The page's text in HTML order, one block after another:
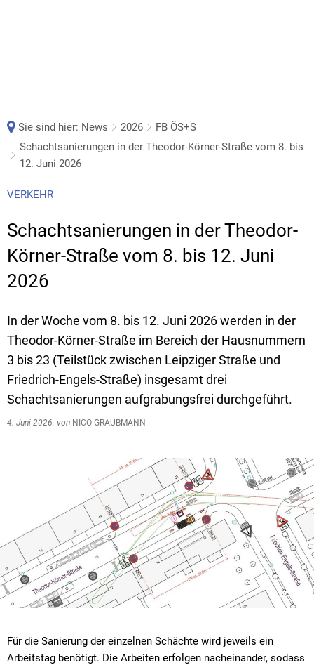
Sie sind hier: News 2026
FB ÖS+S
Schachtsanierungen in der Theodor-Körner-Straße vom 8. bis
12. Juni 2026
VERKEHR
Schachtsanierungen in der Theodor-
Körner-Straße vom 8. bis 12. Juni
2026
In der Woche vom 8. bis 12. Juni 2026 werden in der
Theodor-Körner-Straße im Bereich der Hausnummern
3 bis 23 (Teilstück zwischen Leipziger Straße und
Friedrich-Engels-Straße) insgesamt drei
Schachtsanierungen aufgrabungsfrei durchgeführt.
4. Juni 2026 von NICO GRAUBMANN
Für die Sanierung der einzelnen Schächte wird jeweils ein
Arbeitstag benötigt. Die Arbeiten erfolgen nacheinander, sodass